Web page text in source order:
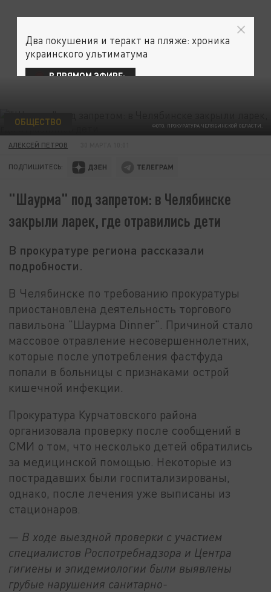
ФОТО: ПРОКУРАТУРА ЧЕЛЯБИНСКОЙ ОБЛАСТИ.
ОБЩЕСТВО
АЛЕКСЕЙ ПЕТРОВ
ПОДПИШИТЕСЬ:
"Шаурма" под запретом: в Челябинске
закрыли ларек, где отравились дети
В прокуратуре региона рассказали
подробности.
В Челябинске по требованию прокуратуры
приостановлена деятельность торгового
павильона "Шаурма Dinner". Причиной стало
массовое отравление несовершеннолетних,
которые после употребления фастфуда
попали в больницы с признаками острой
кишечной инфекции.
Прокуратура Курчатовского района
организовала проверку после сообщений в
СМИ о том, что несколько детей обратились
за медицинской помощью. Некоторые из
пострадавших были госпитализированы,
однако, после лечения уже выписаны из
стационаров.
— В ходе выездной проверки с участием
специалистов Роспотребнадзора и Центра
гигиены и эпидемиологии были выявлены
грубые нарушения санитарно-
Два покушения и теракт на пляже: хроника
украинского ультиматума
В ПРЯМОМ ЭФИРЕ: